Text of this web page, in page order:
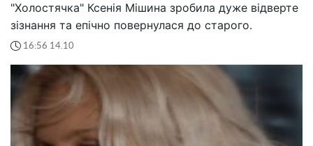
"Холостячка" Ксенія Мішина зробила дуже відверте
зізнання та епічно повернулася до старого.
16:56 14.10